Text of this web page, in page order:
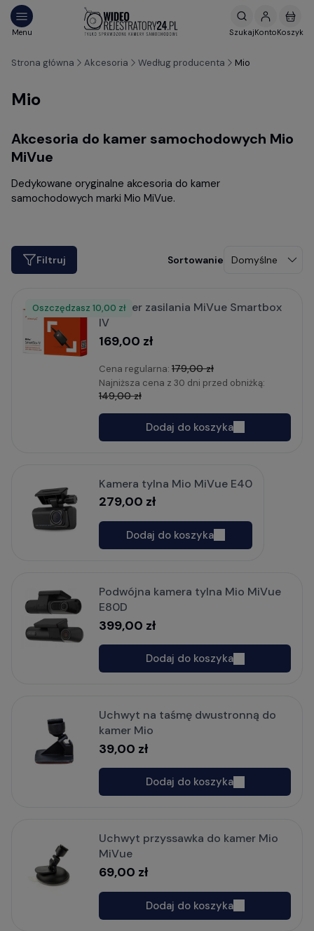
Strona główna Akcesoria Według producenta Mio
Mio
Akcesoria do kamer samochodowych Mio
MiVue
Dedykowane oryginalne akcesoria do kamer
samochodowych marki Mio MiVue.
Filtruj
Adapter zasilania MiVue Smartbox
IV
169,00 zł
Oszczędzasz 10,00 zł
Cena regularna: 179,00 zł
Najniższa cena z 30 dni przed obniżką:
149,00 zł
Dodaj do koszyka
Rabat
Kamera tylna Mio MiVue E40
279,00 zł
Dodaj do koszyka
Podwójna kamera tylna Mio MiVue
E80D
399,00 zł
Dodaj do koszyka
Uchwyt na taśmę dwustronną do
kamer Mio
39,00 zł
Dodaj do koszyka
Uchwyt przyssawka do kamer Mio
MiVue
69,00 zł
Dodaj do koszyka